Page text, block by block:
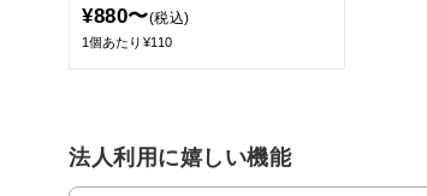
¥880〜(税込)
1個あたり¥110
法人利用に嬉しい機能